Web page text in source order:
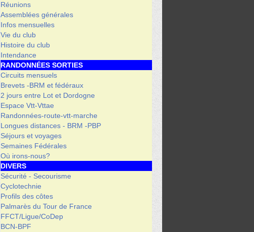
Réunions
Assemblées générales
Infos mensuelles
Vie du club
Histoire du club
Intendance
RANDONNÉES SORTIES
Circuits mensuels
Brevets -BRM et fédéraux
2 jours entre Lot et Dordogne
Espace Vtt-Vttae
Randonnées-route-vtt-marche
Longues distances - BRM -PBP
Séjours et voyages
Semaines Fédérales
Où irons-nous?
DIVERS
Sécurité - Secourisme
Cyclotechnie
Profils des côtes
Palmarès du Tour de France
FFCT/Ligue/CoDep
BCN-BPF